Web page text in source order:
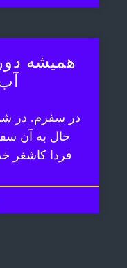
همیشه
در سفرم. در
حال به آن
فردا کاشغر